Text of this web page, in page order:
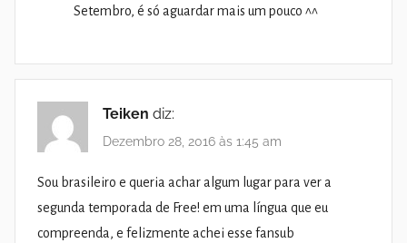
Setembro, é só aguardar mais um pouco ^^
Teiken diz:
Dezembro 28, 2016 às 1:45 am
Sou brasileiro e queria achar algum lugar para ver a
segunda temporada de Free! em uma língua que eu
compreenda, e felizmente achei esse fansub